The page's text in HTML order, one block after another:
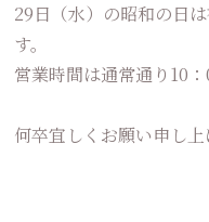
29日（水）の昭和の日
す。
営業時間は通常通り 10 ：
何卒宜しくお願い申し上